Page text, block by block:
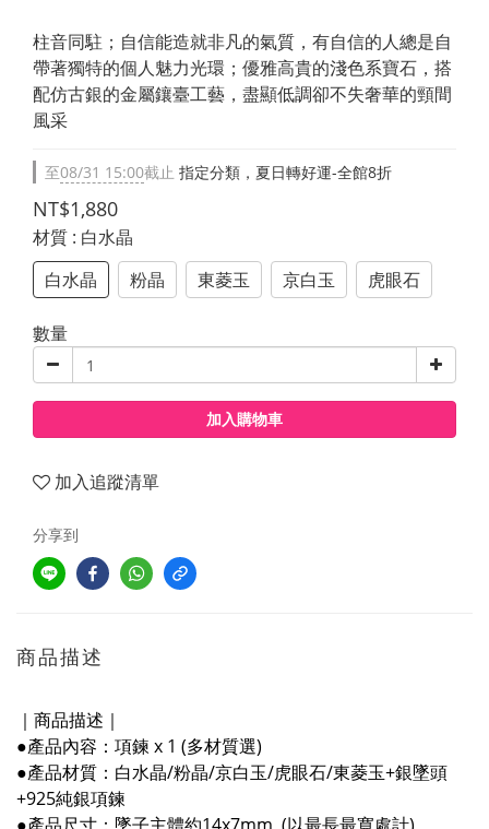
柱音同駐；自信能造就非凡的氣質，有自信的人總是自
帶著獨特的個人魅力光環；優雅高貴的淺色系寶石，搭
配仿古銀的金屬鑲臺工藝，盡顯低調卻不失奢華的頸間
風采
至08/31 15:00截止 指定分類，夏日轉好運-全館8折
NT$1,880
材質 : 白水晶
白水晶
粉晶 東菱玉 京白玉 虎眼石
數量
加入購物車
加入追蹤清單
分享到
商品描述
｜商品描述｜
●產品內容：項鍊 x 1 (多材質選)
●產品材質：白水晶/粉晶/京白玉/虎眼石/東菱玉+銀墜頭
+925純銀項鍊